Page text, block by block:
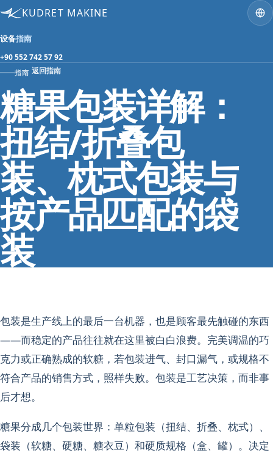
KUDRET MAKINE
设备指南
+90 552 742 57 92
指南 返回指南
糖果包装详解：
扭结/折叠包
装、枕式包装与
按产品匹配的袋
装
包装是生产线上的最后一台机器，也是顾客最先触碰的东西
——而稳定的产品往往就在这里被白白浪费。完美调温的巧
克力或正确熟成的软糖，若包装进气、封口漏气，或规格不
符合产品的销售方式，照样失败。包装是工艺决策，而非事
后才想。
糖果分成几个包装世界：单粒包装（扭结、折叠、枕式）、
袋装（软糖、硬糖、糖衣豆）和硬质规格（盒、罐）。决定